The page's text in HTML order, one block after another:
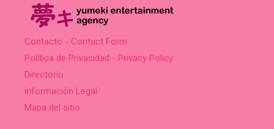
Contacto - Contact Form
Política de Privacidad - Privacy Policy
Directorio
información Legal
Mapa del sitio